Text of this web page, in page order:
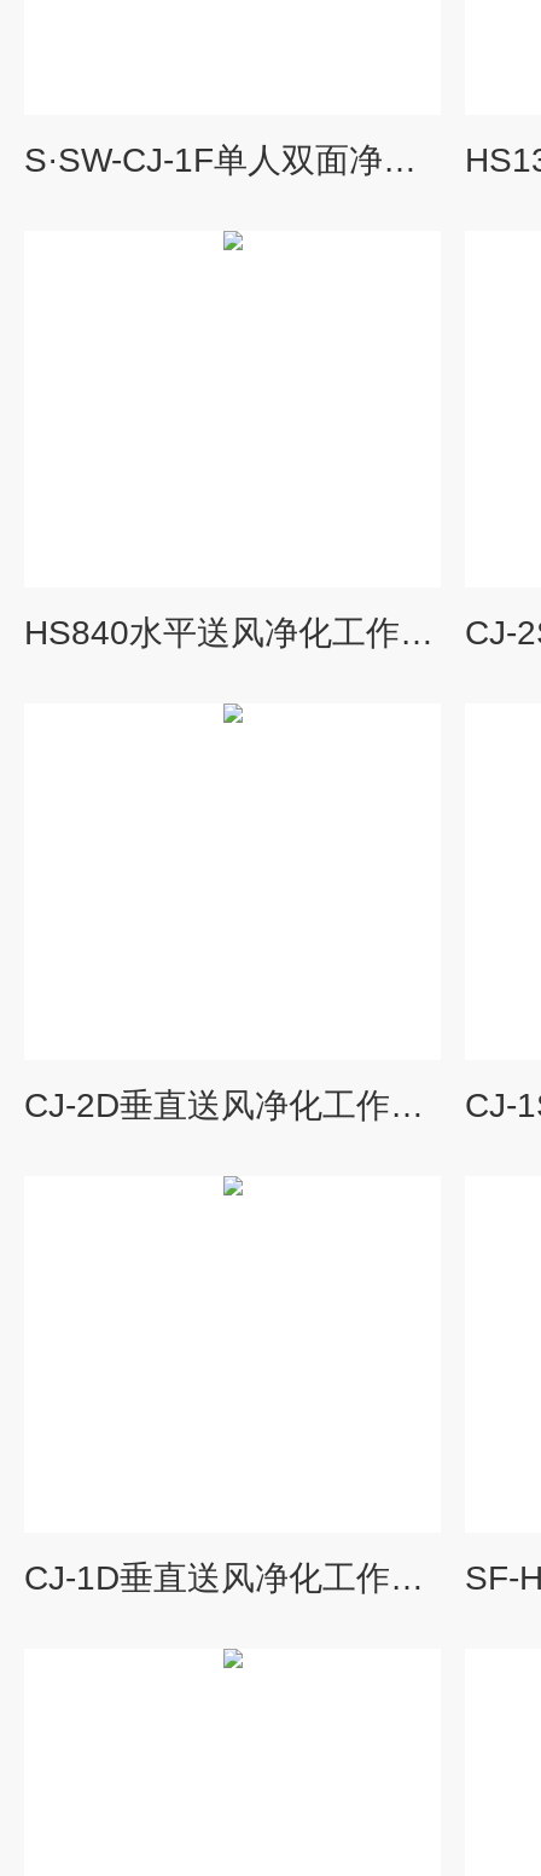
S·SW-CJ-1F单人双面净化工作台,生物洁净工作台
HS840水平送风净化工作台,生物洁净工作台
CJ-2D垂直送风净化工作台价格,生物洁净工作台
CJ-1D垂直送风净化工作台,生物洁净工作台